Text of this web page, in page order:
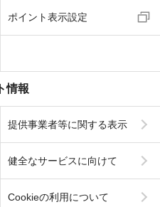
ポイント表示設定
情報
提供事業者等に関する表示
健全なサービスに向けて
Cookieの利用について